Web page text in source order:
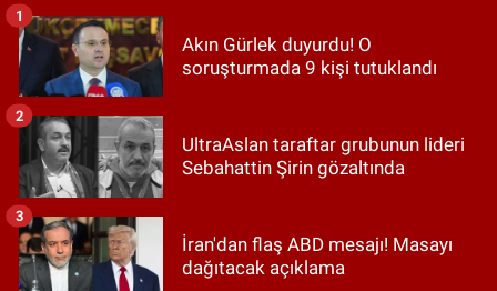
Akın Gürlek duyurdu! O
soruşturmada 9 kişi tutuklandı
1
UltraAslan taraftar grubunun lideri
Sebahattin Şirin gözaltında
2
İran'dan flaş ABD mesajı! Masayı
dağıtacak açıklama
3